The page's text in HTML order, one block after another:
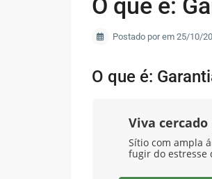
O que é:
Postado por em 25/10/
O que é:
Viva
Sítio com ampla
fugir do estresse